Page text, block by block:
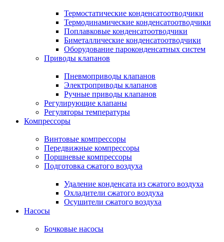
Термостатические конденсатоотводчики
Термодинамические конденсатоотводчики
Поплавковые конденсатоотводчики
Биметаллические конденсатоотводчики
Оборудование пароконденсатных систем
Приводы клапанов
Пневмоприводы клапанов
Электроприводы клапанов
Ручные приводы клапанов
Регулирующие клапаны
Регуляторы температуры
Компрессоры
Винтовые компрессоры
Передвижные компрессоры
Поршневые компрессоры
Подготовка сжатого воздуха
Удаление конденсата из сжатого воздуха
Охладители сжатого воздуха
Осушители сжатого воздуха
Насосы
Бочковые насосы